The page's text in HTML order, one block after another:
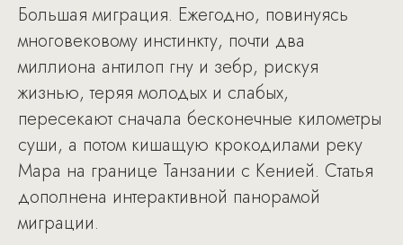
Большая миграция. Ежегодно, повинуясь
многовековому инстинкту, почти два
миллиона антилоп гну и зебр, рискуя
жизнью, теряя молодых и слабых,
пересекают сначала бесконечные километры
суши, а потом кишащую крокодилами реку
Мара на границе Танзании с Кенией. Статья
дополнена интерактивной панорамой
миграции.